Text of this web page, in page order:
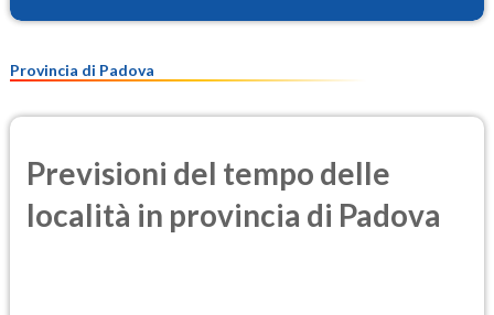
Provincia di Padova
Previsioni del tempo delle
località in provincia di Padova